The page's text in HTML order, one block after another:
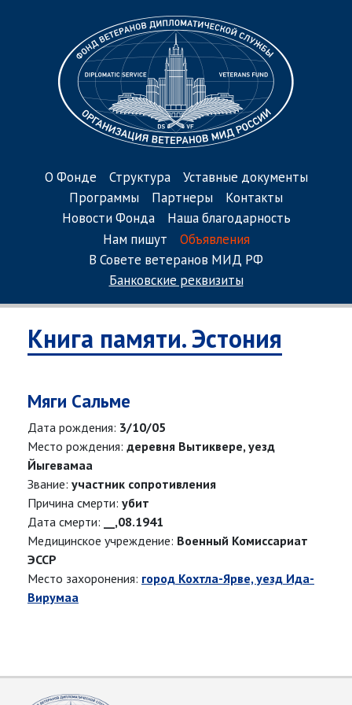
О Фонде Структура
Уставные документы
Программы
Партнеры
Контакты
Новости Фонда
Наша благодарность
Нам пишут
Объявления
В Совете ветеранов МИД РФ
Банковские реквизиты
Книга памяти. Эстония
Мяги Сальме
Дата рождения: 3/10/05
Место рождения: деревня Вытиквере, уезд
Йыгевамаа
Звание: участник сопротивления
Причина смерти: убит
Дата смерти:
__,08.1941
Медицинское учреждение: Военный Комиссариат
ЭССР
Место захоронения: город Кохтла-Ярве, уезд Ида-
Вирумаа